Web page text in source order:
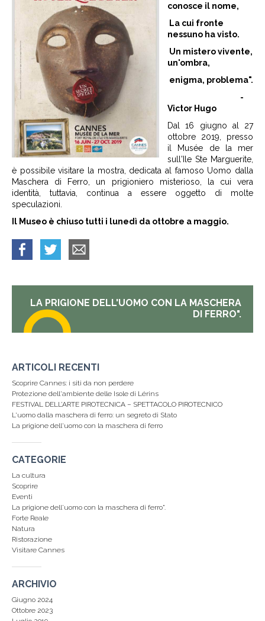
conosce il nome,
La cui fronte
nessuno ha visto.
Un mistero vivente,
un'ombra,
enigma, problema".
-
Victor Hugo
Dal 16 giugno al 27
ottobre 2019, presso
il Musée de la mer
sull'Ile Ste Marguerite,
è possibile visitare la mostra, dedicata al famoso Uomo dalla
Maschera di Ferro, un prigioniero misterioso, la cui vera
identità, tuttavia, continua a essere oggetto di molte
speculazioni.
Il Museo è chiuso tutti i lunedì da ottobre a maggio.
LA PRIGIONE DELL'UOMO CON LA MASCHERA
DI FERRO".
ARTICOLI RECENTI
Scoprire Cannes: i siti da non perdere
Protezione dell'ambiente delle Isole di Lérins
FESTIVAL DELL’ARTE PIROTECNICA – SPETTACOLO PIROTECNICO
L'uomo dalla maschera di ferro: un segreto di Stato
La prigione dell'uomo con la maschera di ferro
CATEGORIE
La cultura
Scoprire
Eventi
La prigione dell'uomo con la maschera di ferro".
Forte Reale
Natura
Ristorazione
Visitare Cannes
ARCHIVIO
Giugno 2024
Ottobre 2023